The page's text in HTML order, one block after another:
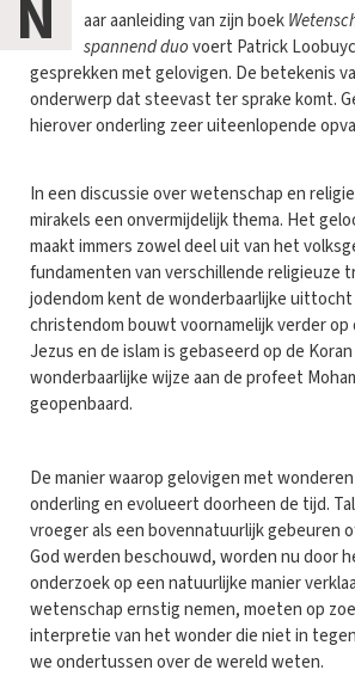
N aar aanleiding van zijn boek
spannend duovoert Patrick
gesprekken met gelovigen. De betekenis
onderwerp dat steevast ter sprake komt.
hierover onderling zeer uiteenlopende
In een discussie over wetenschap en
mirakels een onvermijdelijk thema. Het
maakt immers zowel deel uit van het
fundamenten van verschillende religieuze
jodendom kent de wonderbaarlijke
christendom bouwt voornamelijk verder op
Jezus en de islam is gebaseerd op de
wonderbaarlijke wijze aan de profeet
geopenbaard.
De manier waarop gelovigen met
onderling en evolueert doorheen de tijd.
vroeger als een bovennatuurlijk gebeuren
God werden beschouwd, worden nu door
onderzoek op een natuurlijke manier
wetenschap ernstig nemen, moeten op
interpretie van het wonder die niet in
we ondertussen over de wereld weten.